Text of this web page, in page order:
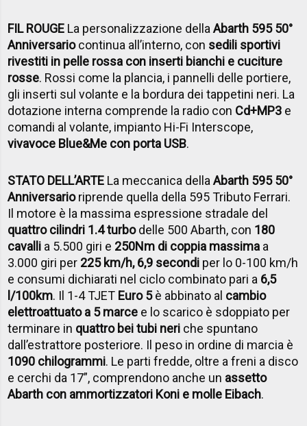
FIL ROUGE La personalizzazione dellaAbarth 595 50°
Anniversariocontinua all’interno, con sedili sportivi
rivestiti in pelle rossa con inserti bianchi e cuciture
rosse. Rossi come la plancia, i pannelli delle portiere,
gli inserti sul volante e la bordura dei tappetini neri. La
dotazione interna comprende la radio con Cd+MP3 e
comandi al volante, impianto Hi-Fi Interscope,
vivavoce Blue&Me con porta USB.
STATO DELL’ARTE La meccanica dellaAbarth 595 50°
Anniversarioriprende quella della 595 Tributo Ferrari.
Il motore è la massima espressione stradale del
quattro cilindri 1.4 turbodelle 500 Abarth, con 180
cavalli a 5.500 giri e 250Nm di coppia massima a
3.000 giri per 225 km/h, 6,9 secondi per lo 0-100 km/h
e consumi dichiarati nel ciclo combinato pari a 6,5
l/100km. Il 1-4 TJET Euro 5è abbinato al cambio
elettroattuato a 5 marce e lo scarico è sdoppiato per
terminare in quattro bei tubi neri che spuntano
dall’estrattore posteriore. Il peso in ordine di marcia è
1090 chilogrammi. Le parti fredde, oltre a freni a disco
e cerchi da 17”, comprendono anche un assetto
Abarth con ammortizzatori Koni e molle Eibach.